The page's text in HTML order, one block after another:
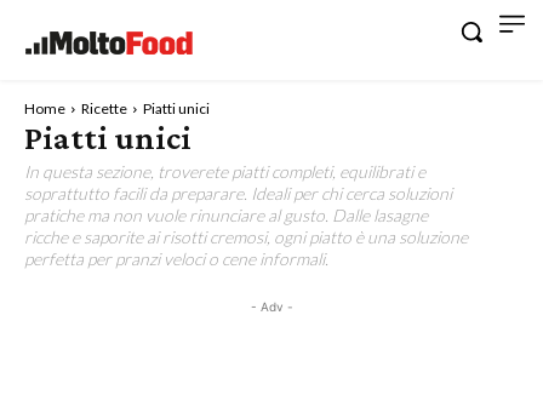
Home Ricette Piatti unici
Piatti unici
In questa sezione, troverete piatti completi, equilibrati e
soprattutto facili da preparare. Ideali per chi cerca soluzioni
pratiche ma non vuole rinunciare al gusto. Dalle lasagne
ricche e saporite ai risotti cremosi, ogni piatto è una soluzione
perfetta per pranzi veloci o cene informali.
- Adv -